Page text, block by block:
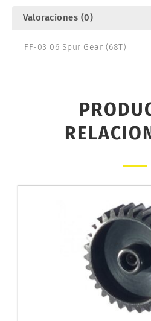
Valoraciones (0)
FF-03 06 Spur Gear (68T)